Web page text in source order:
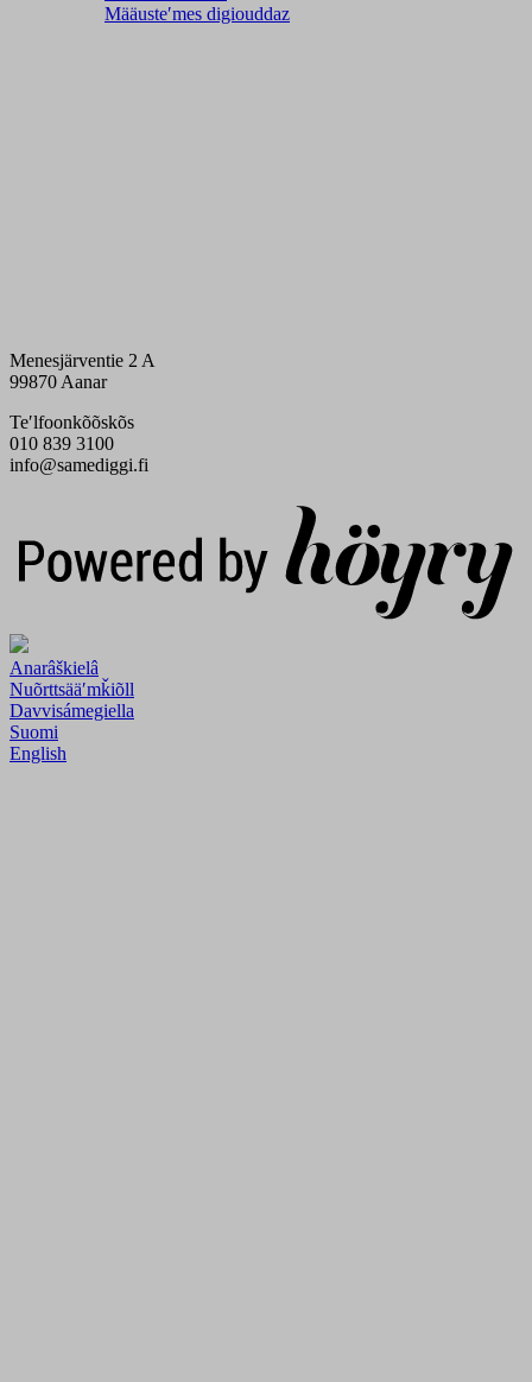
Määusteʹmes digiouddaz
Menesjärventie 2 A
99870 Aanar
Teʹlfoonkõõskõs
010 839 3100
info@samediggi.fi
Anarâškielâ
Nuõrttsääʹmǩiõll
Davvisámegiella
Suomi
English